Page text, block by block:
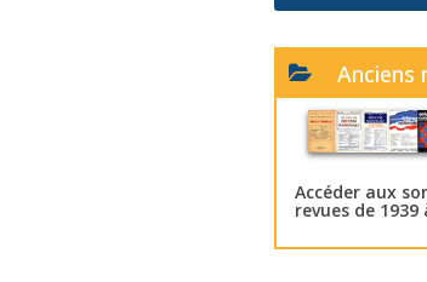
Anciens
Accéder aux
revues de 1939